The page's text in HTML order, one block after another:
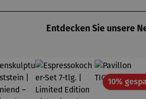
Entdecken Sie unsere
10%